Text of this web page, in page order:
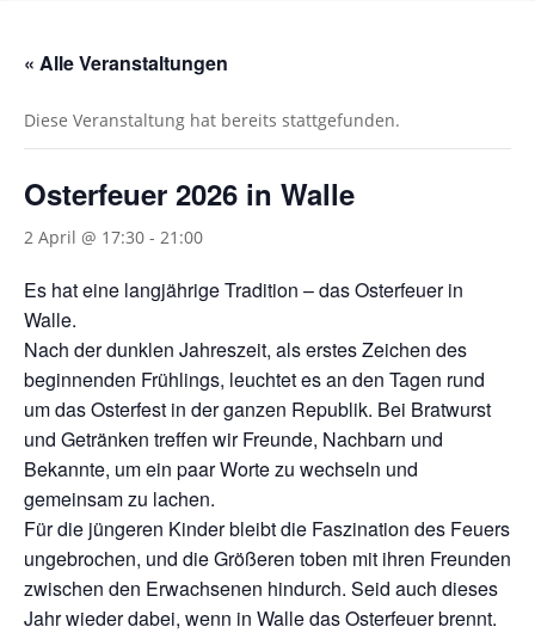
« Alle Veranstaltungen
Diese Veranstaltung hat bereits stattgefunden.
Osterfeuer 2026 in Walle
2 April @ 17:30 - 21:00
Es hat eine langjährige Tradition – das Osterfeuer in
Walle.
Nach der dunklen Jahreszeit, als erstes Zeichen des
beginnenden Frühlings, leuchtet es an den Tagen rund
um das Osterfest in der ganzen Republik. Bei Bratwurst
und Getränken treffen wir Freunde, Nachbarn und
Bekannte, um ein paar Worte zu wechseln und
gemeinsam zu lachen.
Für die jüngeren Kinder bleibt die Faszination des Feuers
ungebrochen, und die Größeren toben mit ihren Freunden
zwischen den Erwachsenen hindurch. Seid auch dieses
Jahr wieder dabei, wenn in Walle das Osterfeuer brennt.